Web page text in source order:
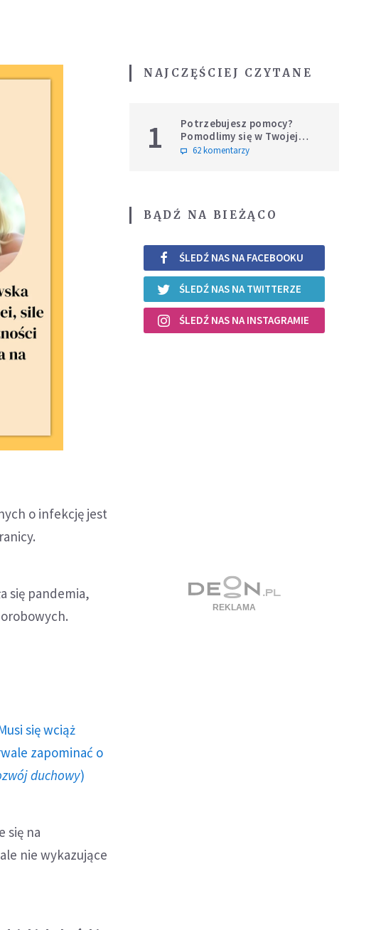
o infekcję jest
się pandemia,
się wciąż
zapominać o
duchowy)
się na
nie wykazujące
NAJCZĘŚCIEJ CZYTANE
1
Potrzebujesz pomocy?
Pomodlimy się w Twojej
intencji
62 komentarzy
BĄDŹ NA BIEŻĄCO
ŚLEDŹ NAS NA FACEBOOKU
ŚLEDŹ NAS NA TWITTERZE
ŚLEDŹ NAS NA INSTAGRAMIE